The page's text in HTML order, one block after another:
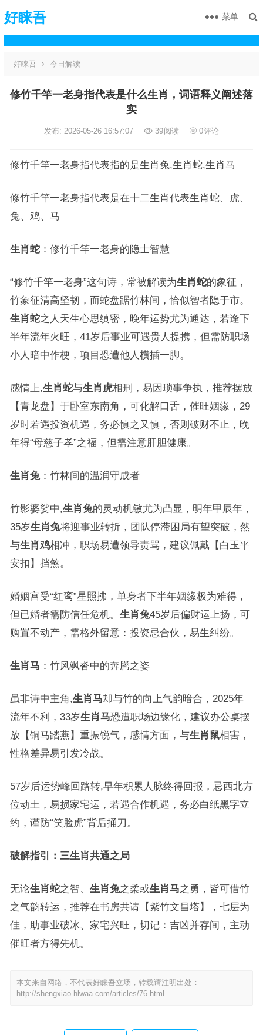
好睐吾 菜单
好睐吾 今日解读
修竹千竿一老身指代表是什么生肖，词语释义阐述落
实
发布: 2026-05-26 16:57:07 39阅读 0评论
修竹千竿一老身指代表指的是生肖兔,生肖蛇,生肖马
修竹千竿一老身指代表是在十二生肖代表生肖蛇、虎、
兔、鸡、马
生肖蛇：修竹千竿一老身的隐士智慧
“修竹千竿一老身”这句诗，常被解读为生肖蛇的象征，
竹象征清高坚韧，而蛇盘踞竹林间，恰似智者隐于市。
生肖蛇之人天生心思缜密，晚年运势尤为通达，若逢下
半年流年火旺，41岁后事业可遇贵人提携，但需防职场
小人暗中作梗，项目恐遭他人横插一脚。
感情上,生肖蛇与生肖虎相刑，易因琐事争执，推荐摆放
【青龙盘】于卧室东南角，可化解口舌，催旺姻缘，29
岁时若遇投资机遇，务必慎之又慎，否则破财不止，晚
年得“母慈子孝”之福，但需注意肝胆健康。
生肖兔：竹林间的温润守成者
竹影婆娑中,生肖兔的灵动机敏尤为凸显，明年甲辰年，
35岁生肖兔将迎事业转折，团队停滞困局有望突破，然
与生肖鸡相冲，职场易遭领导责骂，建议佩戴【白玉平
安扣】挡煞。
婚姻宫受“红鸾”星照拂，单身者下半年姻缘极为难得，
但已婚者需防信任危机。 生肖兔45岁后偏财运上扬，可
购置不动产，需格外留意：投资忌合伙，易生纠纷。
生肖马 ：竹风飒沓中的奔腾之姿
虽非诗中主角,生肖马却与竹的向上气韵暗合，2025年
流年不利，33岁生肖马恐遭职场边缘化，建议办公桌摆
放【铜马踏燕】重振锐气，感情方面，与生肖鼠相害，
性格差异易引发冷战。
57岁后运势峰回路转,早年积累人脉终得回报，忌西北方
位动土，易损家宅运，若遇合作机遇，务必白纸黑字立
约，谨防“笑脸虎”背后捅刀。
破解指引：三生肖共通之局
无论生肖蛇之智、 生肖兔之柔或生肖马之勇，皆可借竹
之气韵转运，推荐在书房共请【紫竹文昌塔】，七层为
佳，助事业破冰、家宅兴旺，切记：吉凶并存间，主动
催旺者方得先机。
本文来自网络，不代表好睐吾立场，转载请注明出处：
http://shengxiao.hlwaa.com/articles/76.html